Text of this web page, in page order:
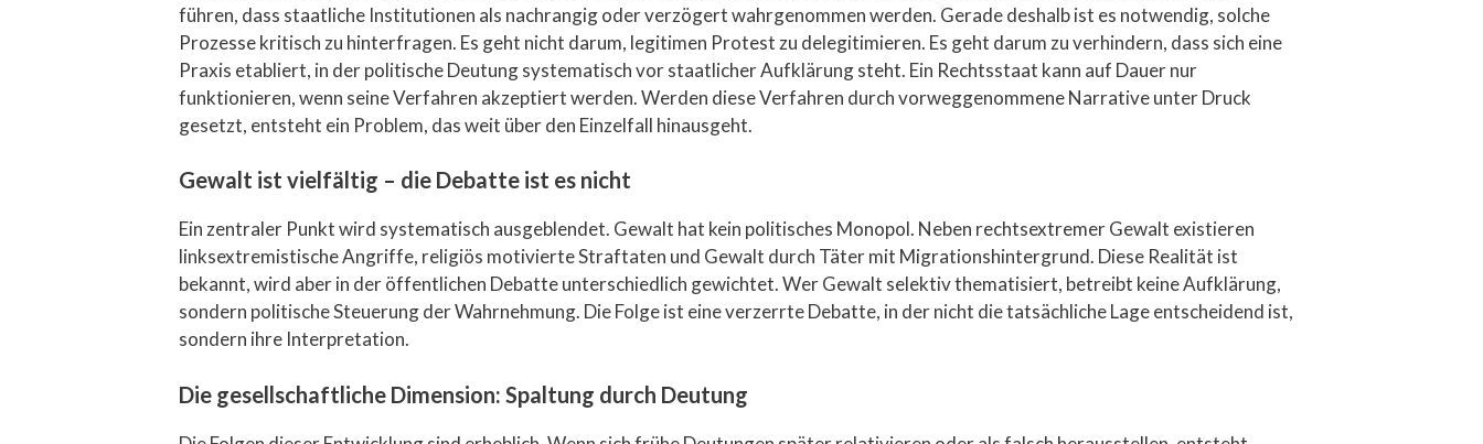
führen, dass staatliche Institutionen als nachrangig oder verzögert wahrgenommen werden. Gerade deshalb ist es notwendig, solche
Prozesse kritisch zu hinterfragen. Es geht nicht darum, legitimen Protest zu delegitimieren. Es geht darum zu verhindern, dass sich eine
Praxis etabliert, in der politische Deutung systematisch vor staatlicher Aufklärung steht. Ein Rechtsstaat kann auf Dauer nur
funktionieren, wenn seine Verfahren akzeptiert werden. Werden diese Verfahren durch vorweggenommene Narrative unter Druck
gesetzt, entsteht ein Problem, das weit über den Einzelfall hinausgeht.
Gewalt ist vielfältig – die Debatte ist es nicht
Ein zentraler Punkt wird systematisch ausgeblendet. Gewalt hat kein politisches Monopol. Neben rechtsextremer Gewalt existieren
linksextremistische Angriffe, religiös motivierte Straftaten und Gewalt durch Täter mit Migrationshintergrund. Diese Realität ist
bekannt, wird aber in der öffentlichen Debatte unterschiedlich gewichtet. Wer Gewalt selektiv thematisiert, betreibt keine Aufklärung,
sondern politische Steuerung der Wahrnehmung. Die Folge ist eine verzerrte Debatte, in der nicht die tatsächliche Lage entscheidend ist,
sondern ihre Interpretation.
Die gesellschaftliche Dimension: Spaltung durch Deutung